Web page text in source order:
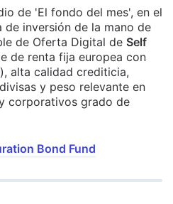
de 'El fondo del mes', en el
de inversión de la mano de
de Oferta Digital de Self
de renta fija europea con
alta calidad crediticia,
y peso relevante en
corporativos grado de
Bond Fund